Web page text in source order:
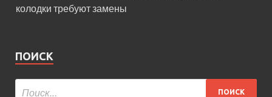
колодки требуют замены
ПОИСК